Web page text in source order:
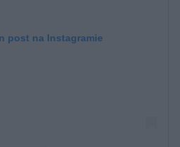
post na Instagramie